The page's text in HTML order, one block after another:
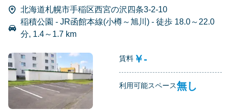
北海道札幌市手稲区西宮の沢四条3-2-10
稲積公園 - JR函館本線(小樽～旭川) - 徒歩 18.0～22.0
分, 1.4～1.7 km
賃料 ￥-
利用可能スペース無し